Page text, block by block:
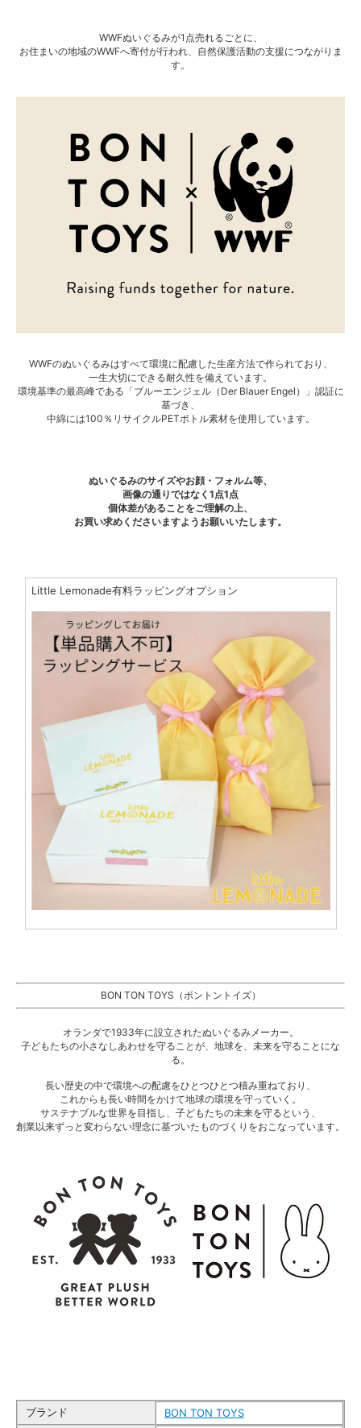
WWFぬいぐるみが1点売れるごとに、
お住まいの地域のWWFへ寄付が行われ、自然保護活動の支援につながりま
す。
WWFのぬいぐるみはすべて環境に配慮した生産方法で作られており、
一生大切にできる耐久性を備えています。
環境基準の最高峰である「ブルーエンジェル（Der Blauer Engel）」認証に
基づき、
中綿には100％リサイクルPETボトル素材を使用しています。
ぬいぐるみのサイズやお顔・フォルム等、
画像の通りではなく1点1点
個体差があることをご理解の上、
お買い求めくださいますようお願いいたします。
Little Lemonade有料ラッピングオプション
BON TON TOYS（ボントントイズ）
オランダで1933年に設立されたぬいぐるみメーカー。
子どもたちの小さなしあわせを守ることが、地球を、未来を守ることにな
る。
長い歴史の中で環境への配慮をひとつひとつ積み重ねており、
これからも長い時間をかけて地球の環境を守っていく。
サステナブルな世界を目指し、子どもたちの未来を守るという、
創業以来ずっと変わらない理念に基づいたものづくりをおこなっています。
ブランド BON TON TOYS